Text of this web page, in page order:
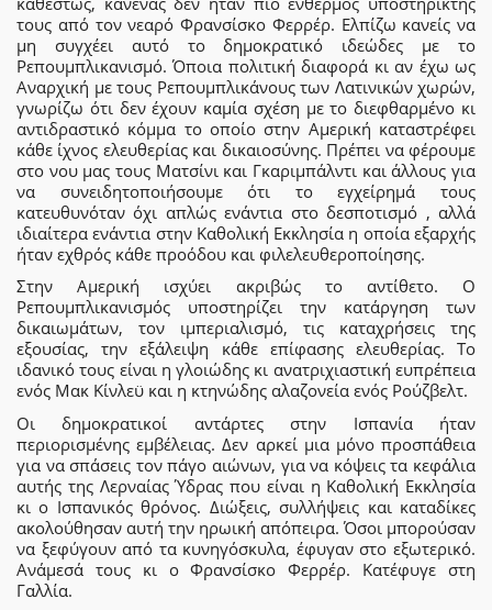
τους από τον νεαρό Φρανσίσκο Φερρέρ. Ελπίζω κανείς να
μη συγχέει αυτό το δημοκρατικό ιδεώδες με το
Ρεπουμπλικανισμό. Όποια πολιτική διαφορά κι αν έχω ως
Αναρχική με τους Ρεπουμπλικάνους των Λατινικών χωρών,
γνωρίζω ότι δεν έχουν καμία σχέση με το διεφθαρμένο κι
αντιδραστικό κόμμα το οποίο στην Αμερική καταστρέφει
κάθε ίχνος ελευθερίας και δικαιοσύνης. Πρέπει να φέρουμε
στο νου μας τους Ματσίνι και Γκαριμπάλντι και άλλους για
να συνειδητοποιήσουμε ότι το εγχείρημά τους
κατευθυνόταν όχι απλώς ενάντια στο δεσποτισμό , αλλά
ιδιαίτερα ενάντια στην Καθολική Εκκλησία η οποία εξαρχής
ήταν εχθρός κάθε προόδου και φιλελευθεροποίησης.
Στην Αμερική ισχύει ακριβώς το αντίθετο. Ο
Ρεπουμπλικανισμός υποστηρίζει την κατάργηση των
δικαιωμάτων, τον ιμπεριαλισμό, τις καταχρήσεις της
εξουσίας, την εξάλειψη κάθε επίφασης ελευθερίας. Το
ιδανικό τους είναι η γλοιώδης κι ανατριχιαστική ευπρέπεια
ενός Μακ Κίνλεϋ και η κτηνώδης αλαζονεία ενός Ρούζβελτ.
Οι δημοκρατικοί αντάρτες στην Ισπανία ήταν
περιορισμένης εμβέλειας. Δεν αρκεί μια μόνο προσπάθεια
για να σπάσεις τον πάγο αιώνων, για να κόψεις τα κεφάλια
αυτής της Λερναίας Ύδρας που είναι η Καθολική Εκκλησία
κι ο Ισπανικός θρόνος. Διώξεις, συλλήψεις και καταδίκες
ακολούθησαν αυτή την ηρωική απόπειρα. Όσοι μπορούσαν
να ξεφύγουν από τα κυνηγόσκυλα, έφυγαν στο εξωτερικό.
Ανάμεσά τους κι ο Φρανσίσκο Φερρέρ. Κατέφυγε στη
Γαλλία.